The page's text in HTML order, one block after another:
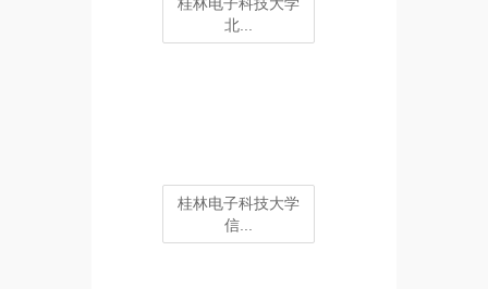
北...
桂林电子科技大学
信...